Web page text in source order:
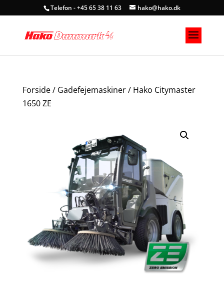
Telefon - +45 65 38 11 63 hako@hako.dk
Forside/ Gadefejemaskiner/ Hako Citymaster
1650 ZE